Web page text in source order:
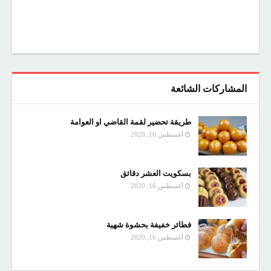
المشاركات الشائعة
طريقة تحضير لقمة القاضي او العوامة
أغسطس 16, 2020
بسكويت العشر دقائق
أغسطس 16, 2020
فطائر خفيفة بحشوة شهية
أغسطس 16, 2020